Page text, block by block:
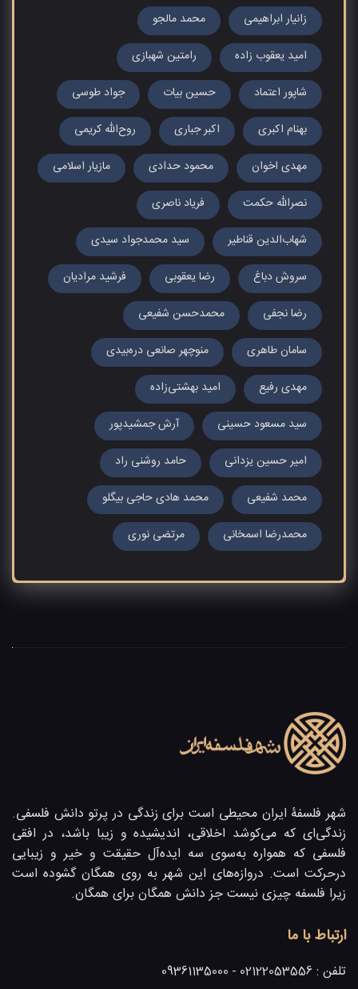
زانیار ابراهیمی محمد مالجو
امید یعقوب زاده رامتین شهبازی
شاپور اعتماد حسین بیات جواد طوسی
بهنام اکبری اکبر جباری روح‌الله کریمی
مهدی اخوان محمود حدادی مازیار اسلامی
نصراللّه حکمت فریاد ناصری
شهاب‌الدین قناطیر سید محمدجواد سیدی
سروش دباغ رضا یعقوبی فرشید مرادیان
رضا نجفی محمدحسن شفیعی
سامان طاهری منوچهر صانعی دره‌بیدی
مهدی رفیع امید بهشتی‌زاده
سید مسعود حسینی آرش جمشیدپور
امیر حسین یزدانی حامد روشنی راد
محمد شفیعی محمد هادی حاجی بیگلو
محمدرضا اسمخانی مرتضی نوری
شهر فلسفۀ ایران محیطی است برای زندگی در پرتو دانش فلسفی.
زندگی‌ای که می‌کوشد اخلاقی، اندیشیده و زیبا باشد، در افقی
فلسفی که همواره به‌سوی سه ایده‌آل حقیقت و خیر و زیبایی
در‌حرکت است. دروازه‌های این شهر به روی همگان گشوده است
زیرا فلسفه چیزی نیست جز دانش همگان برای همگان.
ارتباط با ما
تلفن : 02122053556 - 09361135000